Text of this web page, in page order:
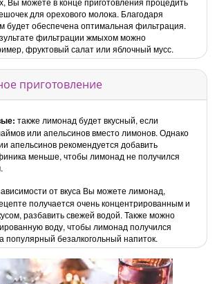
для орехового молока. Благодаря
будет обеспечена оптимальная фильтрация.
фильтрации жмыхом можно
фруктовый салат или яблочный мусс.
приготовление
также лимонад будет вкусный, если
или апельсинов вместо лимонов. Однако
апельсинов рекомендуется добавить
меньше, чтобы лимонад не получился
от вкуса Вы можете лимонад,
получается очень концентрированным и
разбавить свежей водой. Также можно
воду, чтобы лимонад получился
популярный безалкогольный напиток.